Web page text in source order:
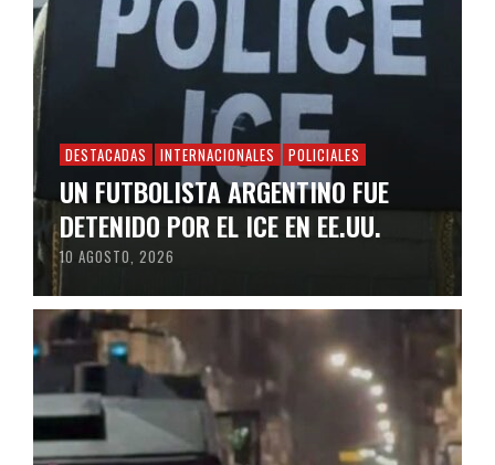
DESTACADAS INTERNACIONALES POLICIALES
UN FUTBOLISTA ARGENTINO FUE
DETENIDO POR EL ICE EN EE.UU.
10 AGOSTO, 2026